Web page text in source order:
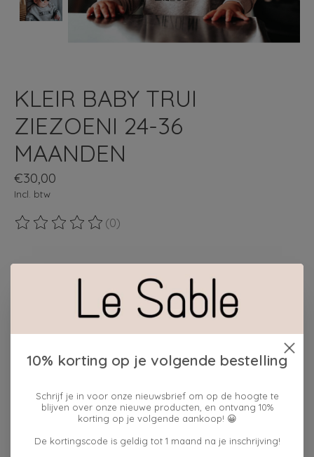
KLEIR BABY TRUI
ZIEZOENI 24-36
MAANDEN
€30,00
Incl. btw
De beoordeling van dit product is
(0)
Plaats bestelling
Toevoegen om te vergelijken
10% korting op je volgende bestelling
Schrijf je in voor onze nieuwsbrief om op de hoogte te
blijven over onze nieuwe producten, en ontvang 10%
korting op je volgende aankoop! 😀
De kortingscode is geldig tot 1 maand na je inschrijving!